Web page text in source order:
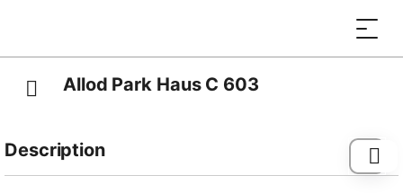
Allod Park Haus C 603
Description